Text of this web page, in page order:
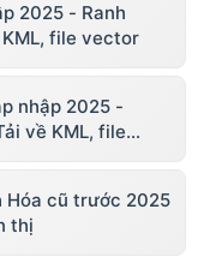
2025 - Ranh
file vector
nhập 2025 -
về KML, file
Hóa cũ trước 2025
thị